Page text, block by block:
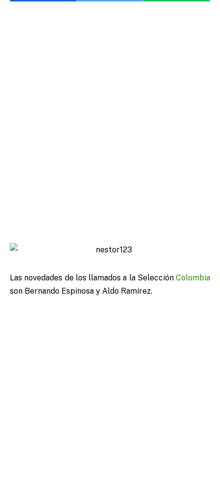
Las novedades de los llamados a la Selección Colombia
son Bernando Espinosa y Aldo Ramírez.